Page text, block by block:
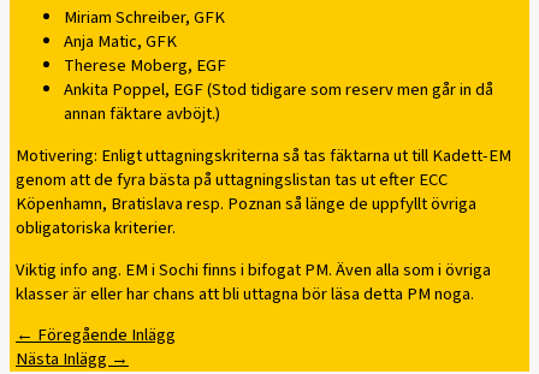
Miriam Schreiber, GFK
Anja Matic, GFK
Therese Moberg, EGF
Ankita Poppel, EGF (Stod tidigare som reserv men går in då
annan fäktare avböjt.)
Motivering: Enligt uttagningskriterna så tas fäktarna ut till Kadett-EM
genom att de fyra bästa på uttagningslistan tas ut efter ECC
Köpenhamn, Bratislava resp. Poznan så länge de uppfyllt övriga
obligatoriska kriterier.
Viktig info ang. EM i Sochi finns i bifogat PM. Även alla som i övriga
klasser är eller har chans att bli uttagna bör läsa detta PM noga.
←Föregående Inlägg
Nästa Inlägg→